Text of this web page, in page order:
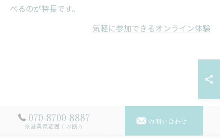
べるのが特長です。
気軽に参加できるオンライン体験
070-8700-8887
※営業電話固くお断り
お問い合わせ